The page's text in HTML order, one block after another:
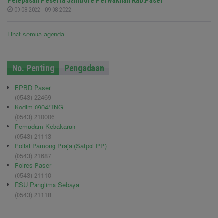
09-08-2022 - 09-08-2022
Lihat semua agenda ....
No. Penting Pengadaan
BPBD Paser
(0543) 22469
Kodim 0904/TNG
(0543) 210006
Pemadam Kebakaran
(0543) 21113
Polisi Pamong Praja (Satpol PP)
(0543) 21687
Polres Paser
(0543) 21110
RSU Panglima Sebaya
(0543) 21118